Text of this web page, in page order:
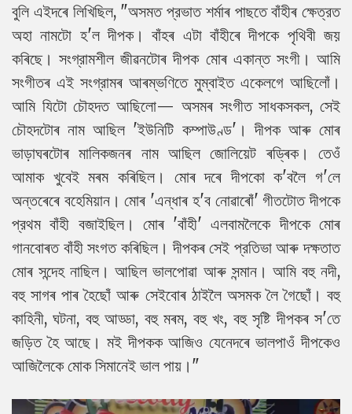
বুলি এইদৰে লিখিছিল, "অসমত প্রভাত শৰ্মাৰ পাছতে বাঁহীৰ ক্ষেত্রত
অহা নামটো হ'ল দীপক। বাঁহৰ এটা বাঁহীৰে দীপকে পৃথিবী জয়
কৰিছে। সংগ্রামশীল জীৱনটোৰ দীপক মোৰ একান্ত সংগী। আমি
সংগীতৰ এই সংগ্রামৰ আৰম্ভণিতে মুম্বাইত একেলগে আছিলোঁ।
আমি যিটো চৌহদত আছিলো— অসমৰ সংগীত সাধকসকল, সেই
চৌহদটোৰ নাম আছিল 'ইউনিটি কম্পাউণ্ড'। দীপক আৰু মোৰ
ভাড়াঘৰটোৰ মালিকজনৰ নাম আছিল জোলিয়েট ৰড্ৰিক। তেওঁ
আমাক খুবেই মৰম কৰিছিল। মোৰ দৰে দীপকো ক'বলৈ গ'লে
অন্তৰেৰে বহেমিয়ান। মোৰ 'এন্ধাৰ হ'ব নোৱাৰোঁ' গীতটোত দীপকে
প্রথম বাঁহী বজাইছিল। মোৰ 'বাঁহী' এলবামলৈকে দীপকে মোৰ
গানবোৰত বাঁহী সংগত কৰিছিল। দীপকৰ সেই প্রতিভা আৰু দক্ষতাত
মোৰ সন্দেহ নাছিল। আছিল ভালপোৱা আৰু সন্মান। আমি বহু নদী,
বহু সাগৰ পাৰ হৈছোঁ আৰু সেইবোৰ ঠাইলৈ অসমক লৈ গৈছোঁ। বহু
কাহিনী, ঘটনা, বহু আড্ডা, বহু মৰম, বহু খং, বহু সৃষ্টি দীপকৰ স'তে
জড়িত হৈ আছে। মই দীপকক আজিও যেনেদৰে ভালপাওঁ দীপকেও
আজিলৈকে মোক সিমানেই ভাল পায়।"